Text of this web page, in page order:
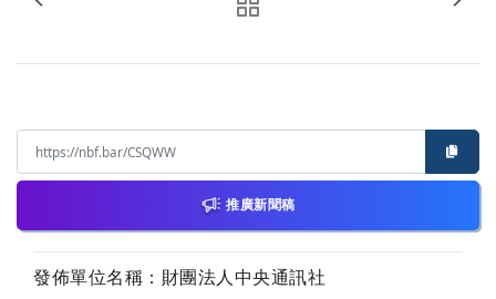
推廣新聞稿
發佈單位名稱：財團法人中央通訊社